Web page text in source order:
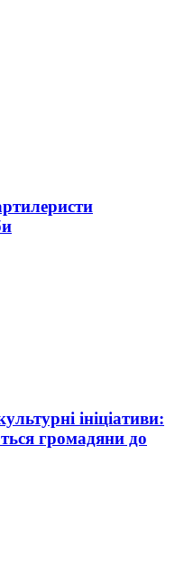
ініціативи:
громадяни до